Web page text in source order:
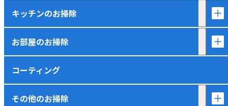
キッチンのお掃除
お部屋のお掃除
コーティング
その他のお掃除